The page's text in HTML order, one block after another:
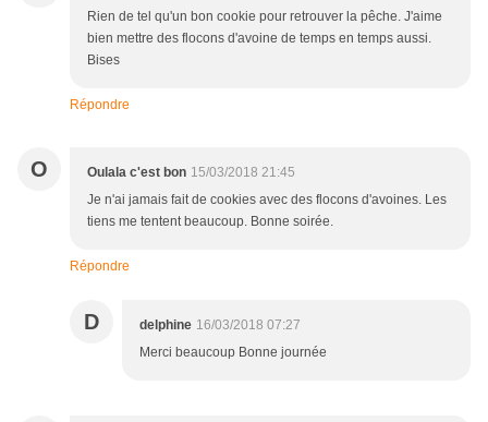
Rien de tel qu'un bon cookie pour retrouver la pêche. J'aime
bien mettre des flocons d'avoine de temps en temps aussi.
Bises
Répondre
O Oulala c'est bon 15/03/2018 21:45
Je n'ai jamais fait de cookies avec des flocons d'avoines. Les
tiens me tentent beaucoup. Bonne soirée.
Répondre
D delphine 16/03/2018 07:27
Merci beaucoup Bonne journée